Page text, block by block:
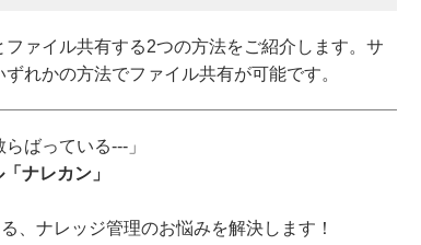
ァイル共有する2つの方法をご紹介します。サ
れかの方法でファイル共有が可能です。
ばっている---」
ナレカン」
、ナレッジ管理のお悩みを解決します！